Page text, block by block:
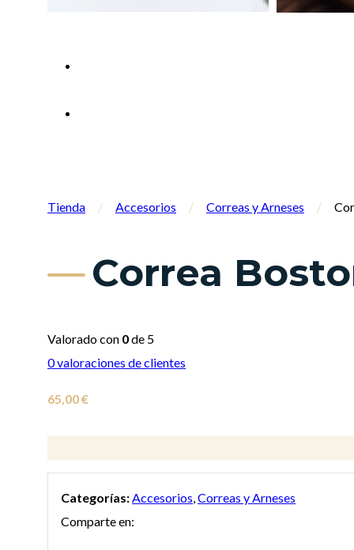
Tienda / Accesorios / Correas y Arneses /
Correa
Valorado con 0de 5
0valoraciones de clientes
65,00€
Categorías: Accesorios Correas y Arneses
Comparte en: